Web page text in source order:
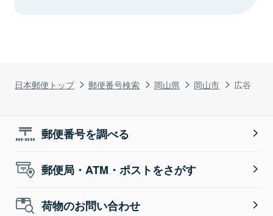
日本郵便トップ 郵便番号検索 岡山県 岡山市 広谷
郵便番号を調べる
郵便局・ATM・ポストをさがす
荷物のお問い合わせ